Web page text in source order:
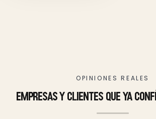
OPINIONES REALES
empresas y clientes que ya